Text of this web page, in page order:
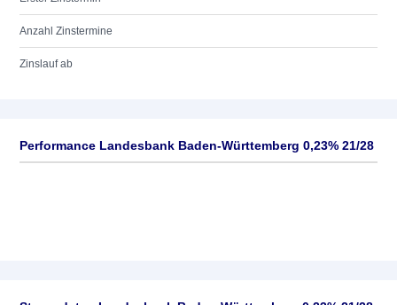
Anzahl Zinstermine
Zinslauf ab
Performance Landesbank Baden-Württemberg 0,23% 21/28